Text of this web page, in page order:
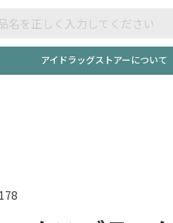
ト2倍600円分プレ
レスを完全リセッ
アイドラッグストアーについて